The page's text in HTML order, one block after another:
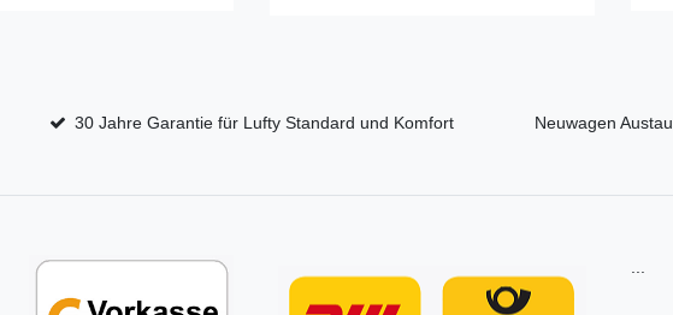
30 Jahre Garantie für Lufty Standard und Komfort
Neuwagen
...